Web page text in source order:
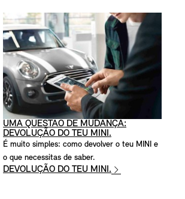
UMA QUESTÃO DE MUDANÇA:
DEVOLUÇÃO DO TEU MINI.
É muito simples: como devolver o teu MINI e
o que necessitas de saber.
DEVOLUÇÃO DO TEU MINI.